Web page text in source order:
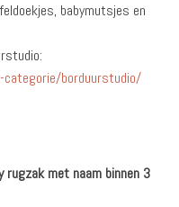
babymutsjes en
borduurstudio/
rugzak met naam binnen 3